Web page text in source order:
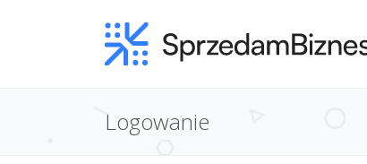
Logowanie